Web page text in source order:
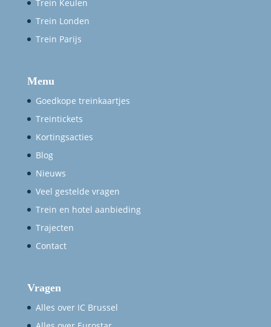
Trein Keulen
Trein Londen
Trein Parijs
Menu
Goedkope treinkaartjes
Treintickets
Kortingsacties
Blog
Nieuws
Veel gestelde vragen
Trein en hotel aanbieding
Trajecten
Contact
Vragen
Alles over IC Brussel